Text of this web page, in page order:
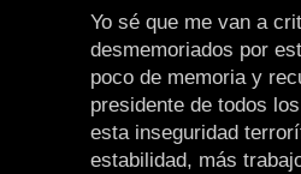
Yo sé que me van a
desmemoriados por
poco de memoria y
presidente de todos
esta inseguridad
estabilidad, más